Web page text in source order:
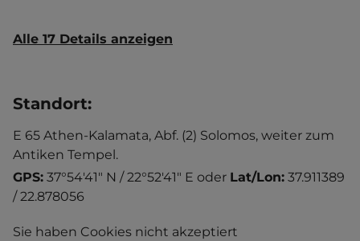
Alle 17 Details anzeigen
Standort:
E 65 Athen-Kalamata, Abf. (2) Solomos, weiter zum
Antiken Tempel.
GPS: 37°54'41" N / 22°52'41" E oder Lat/Lon: 37.911389
/ 22.878056
Sie haben Cookies nicht akzeptiert